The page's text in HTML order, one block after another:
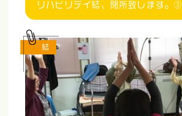
リハビリデイ結、閉所致します。③
結